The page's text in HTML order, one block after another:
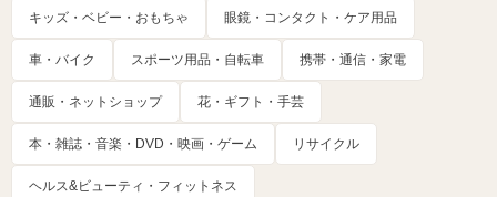
キッズ・ベビー・おもちゃ 眼鏡・コンタクト・ケア用品
車・バイク スポーツ用品・自転車 携帯・通信・家電
通販・ネットショップ 花・ギフト・手芸
本・雑誌・音楽・DVD・映画・ゲーム リサイクル
ヘルス&ビューティ・フィットネス